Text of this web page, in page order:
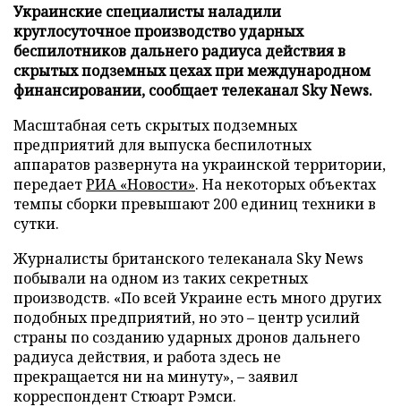
Украинские специалисты наладили
круглосуточное производство ударных
беспилотников дальнего радиуса действия в
скрытых подземных цехах при международном
финансировании, сообщает телеканал Sky News.
Масштабная сеть скрытых подземных
предприятий для выпуска беспилотных
аппаратов развернута на украинской территории,
передаетРИА «Новости». На некоторых объектах
темпы сборки превышают 200 единиц техники в
сутки.
Журналисты британского телеканала Sky News
побывали на одном из таких секретных
производств. «По всей Украине есть много других
подобных предприятий, но это – центр усилий
страны по созданию ударных дронов дальнего
радиуса действия, и работа здесь не
прекращается ни на минуту», – заявил
корреспондент Стюарт Рэмси.